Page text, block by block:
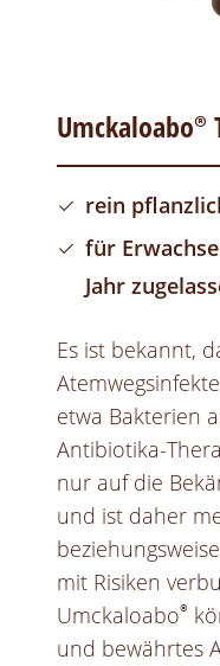
Umckaloabo®
rein
für
Jahr
Es ist bekannt,
etwa Bakterien
Antibiotika-
nur auf die
und ist daher
mit Risiken
Umckaloabo®
und bewährtes